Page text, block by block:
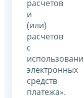
расчетов
и
(или)
расчетов
с
электронных
средств
платежа».